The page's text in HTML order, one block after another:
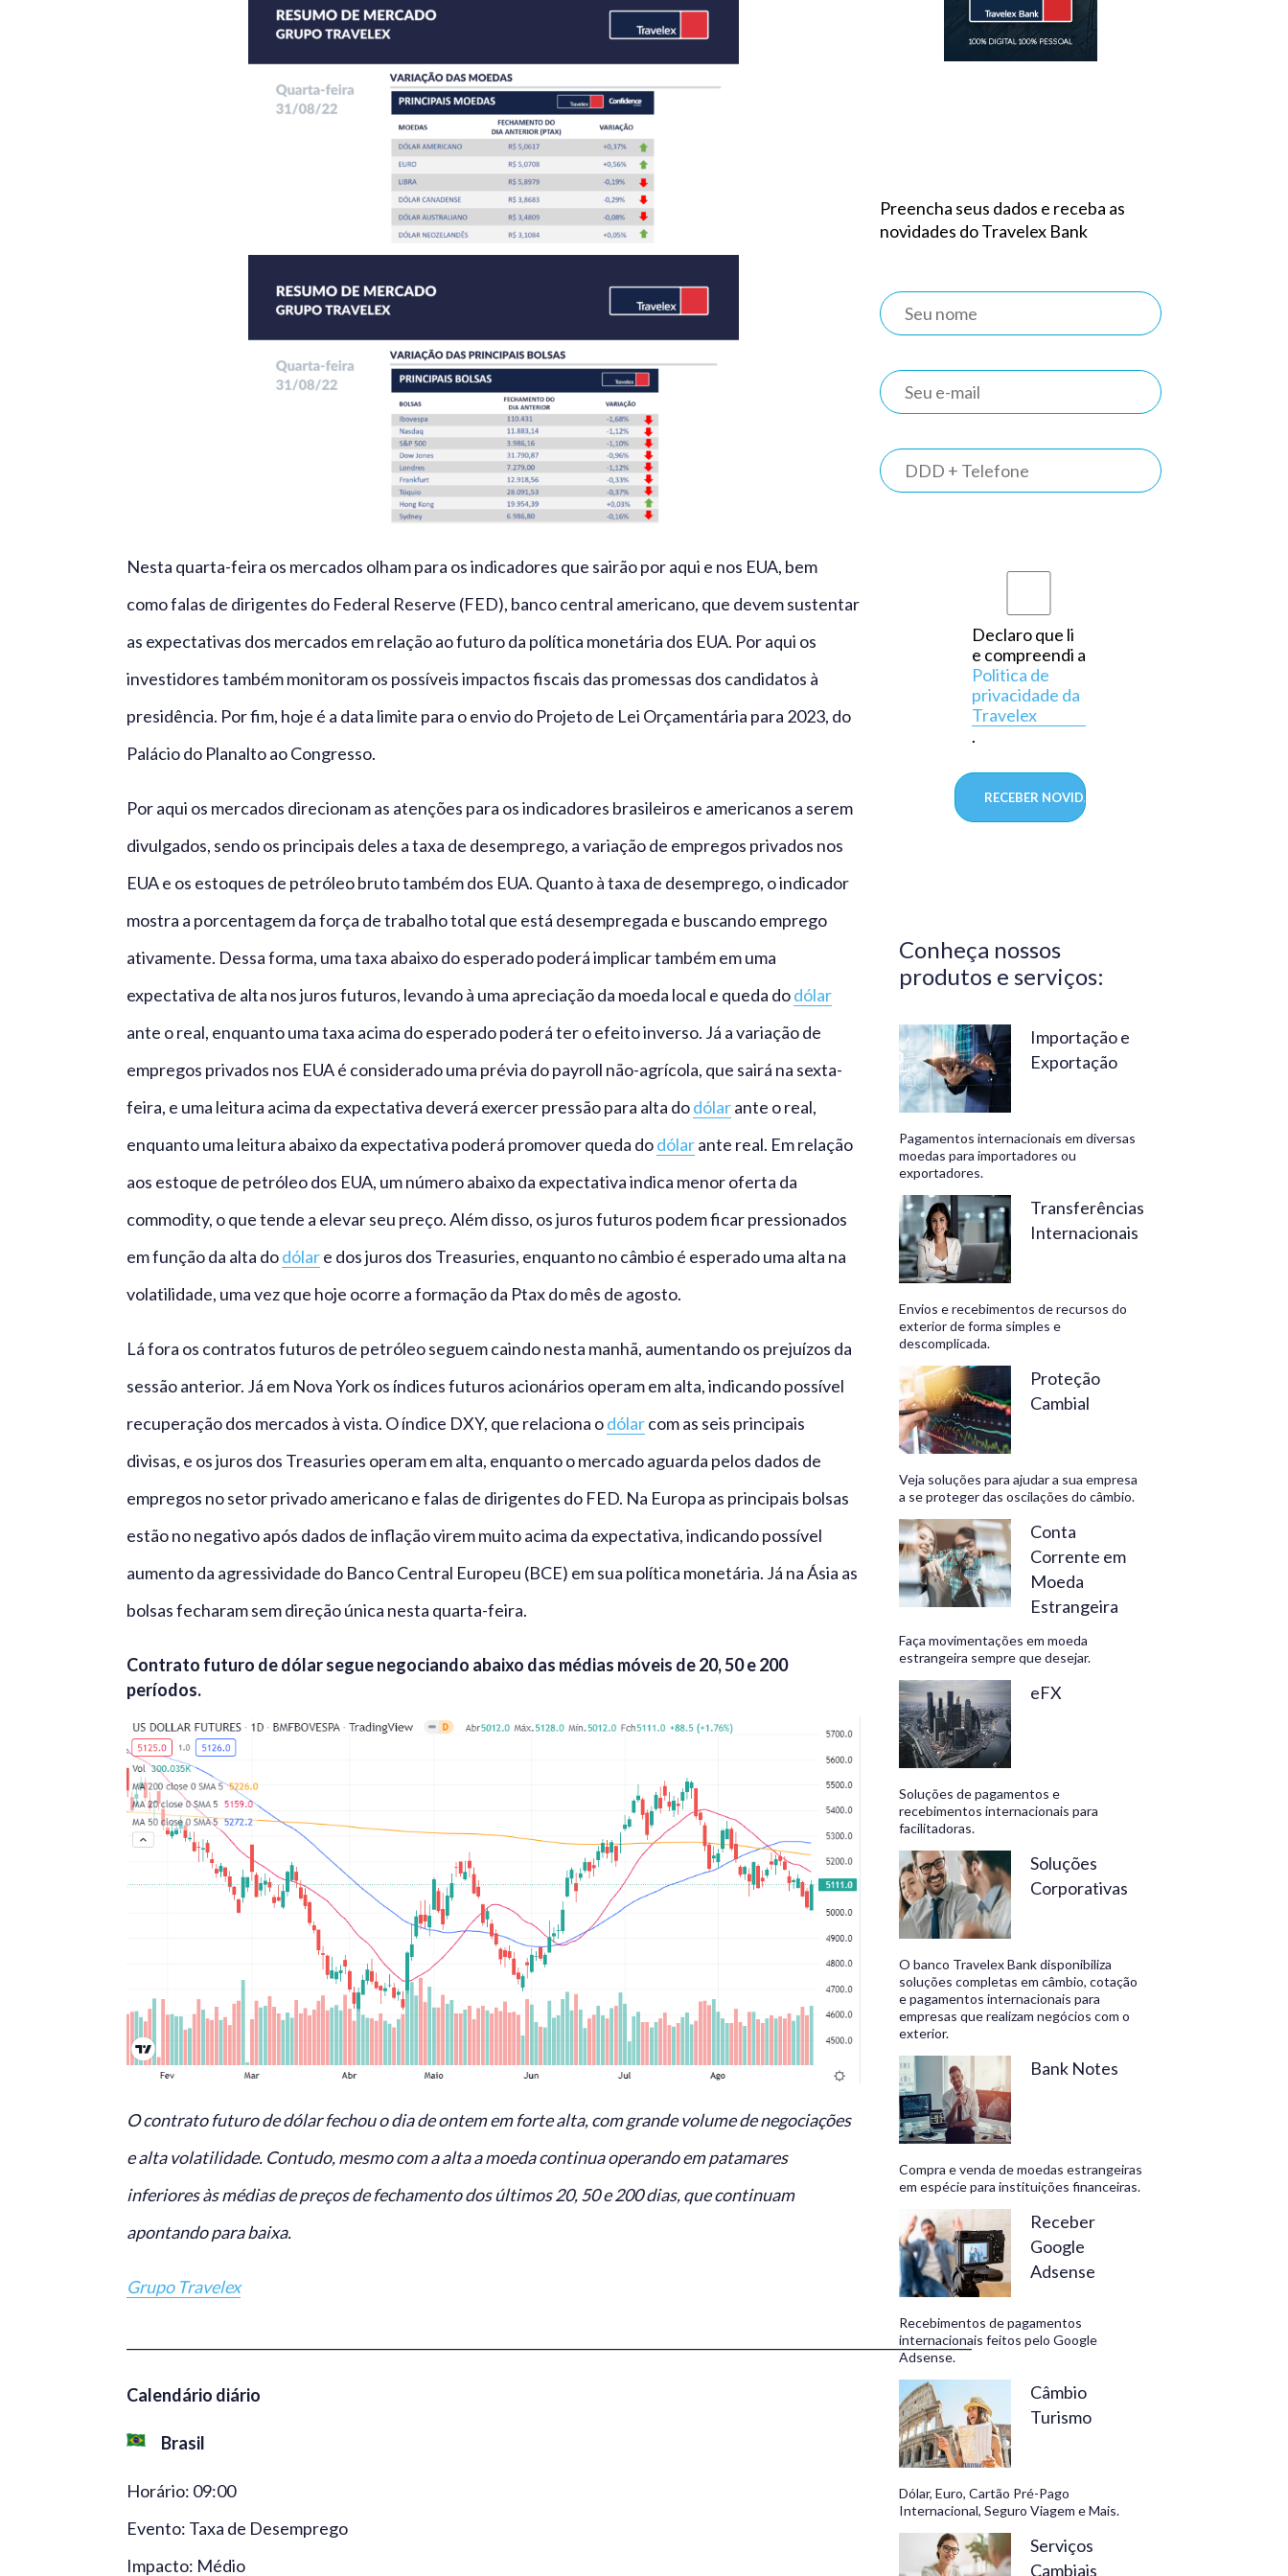
Nesta quarta-feira os mercados olham para os indicadores que sairão por aqui e nos EUA, bem
como falas de dirigentes do Federal Reserve (FED), banco central americano, que devem sustentar
as expectativas dos mercados em relação ao futuro da política monetária dos EUA. Por aqui os
investidores também monitoram os possíveis impactos fiscais das promessas dos candidatos à
presidência. Por fim, hoje é a data limite para o envio do Projeto de Lei Orçamentária para 2023, do
Palácio do Planalto ao Congresso.
Por aqui os mercados direcionam as atenções para os indicadores brasileiros e americanos a serem
divulgados, sendo os principais deles a taxa de desemprego, a variação de empregos privados nos
EUA e os estoques de petróleo bruto também dos EUA. Quanto à taxa de desemprego, o indicador
mostra a porcentagem da força de trabalho total que está desempregada e buscando emprego
ativamente. Dessa forma, uma taxa abaixo do esperado poderá implicar também em uma
expectativa de alta nos juros futuros, levando à uma apreciação da moeda local e queda dodólar
ante o real, enquanto uma taxa acima do esperado poderá ter o efeito inverso. Já a variação de
empregos privados nos EUA é considerado uma prévia do payroll não-agrícola, que sairá na sexta-
feira, e uma leitura acima da expectativa deverá exercer pressão para alta dodólarante o real,
enquanto uma leitura abaixo da expectativa poderá promover queda dodólarante real. Em relação
aos estoque de petróleo dos EUA, um número abaixo da expectativa indica menor oferta da
commodity, o que tende a elevar seu preço. Além disso, os juros futuros podem ficar pressionados
em função da alta dodólare dos juros dos Treasuries, enquanto no câmbio é esperado uma alta na
volatilidade, uma vez que hoje ocorre a formação da Ptax do mês de agosto.
Lá fora os contratos futuros de petróleo seguem caindo nesta manhã, aumentando os prejuízos da
sessão anterior. Já em Nova York os índices futuros acionários operam em alta, indicando possível
recuperação dos mercados à vista. O índice DXY, que relaciona odólarcom as seis principais
divisas, e os juros dos Treasuries operam em alta, enquanto o mercado aguarda pelos dados de
empregos no setor privado americano e falas de dirigentes do FED. Na Europa as principais bolsas
estão no negativo após dados de inflação virem muito acima da expectativa, indicando possível
aumento da agressividade do Banco Central Europeu (BCE) em sua política monetária. Já na Ásia as
bolsas fecharam sem direção única nesta quarta-feira.
Contrato futuro de dólar segue negociando abaixo das médias móveis de 20, 50 e 200
períodos.
O contrato futuro de dólar fechou o dia de ontem em forte alta, com grande volume de negociações
e alta volatilidade. Contudo, mesmo com a alta a moeda continua operando em patamares
inferiores às médias de preços de fechamento dos últimos 20, 50 e 200 dias, que continuam
apontando para baixa.
Grupo Travelex
______________________________________________________________________________________________________________________________
Calendário diário
Brasil
Horário: 09:00
Evento: Taxa de Desemprego
Impacto: Médio
Preencha seus dados e receba as
novidades do Travelex Bank
Declaro que li
e compreendi a
Politica de
privacidade da
Travelex
.
TRAVELEX
BANK
primeiro
banco do
país a
operar
exclusivamente
em
aprovado
pelo
confiabilidade
e
são nossos
diferenciais.
Bank,
negócios
rentáveis
Conheça nossos
produtos e serviços:
Importação e
Exportação
Pagamentos internacionais em diversas
moedas para importadores ou
exportadores.
Transferências
Internacionais
Envios e recebimentos de recursos do
exterior de forma simples e
descomplicada.
Proteção
Cambial
Veja soluções para ajudar a sua empresa
a se proteger das oscilações do câmbio.
Conta
Corrente em
Moeda
Estrangeira
Faça movimentações em moeda
estrangeira sempre que desejar.
eFX
Soluções de pagamentos e
recebimentos internacionais para
facilitadoras.
Soluções
Corporativas
O banco Travelex Bank disponibiliza
soluções completas em câmbio, cotação
e pagamentos internacionais para
empresas que realizam negócios com o
exterior.
Bank Notes
Compra e venda de moedas estrangeiras
em espécie para instituições financeiras.
Receber
Google
Adsense
Recebimentos de pagamentos
internacionais feitos pelo Google
Adsense.
Câmbio
Turismo
Dólar, Euro, Cartão Pré-Pago
Internacional, Seguro Viagem e Mais.
Serviços
Cambiais